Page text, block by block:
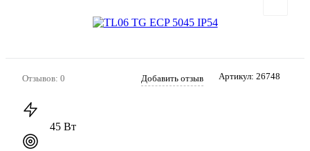
Отзывов: 0 Добавить отзыв Артикул: 26748
45 Вт